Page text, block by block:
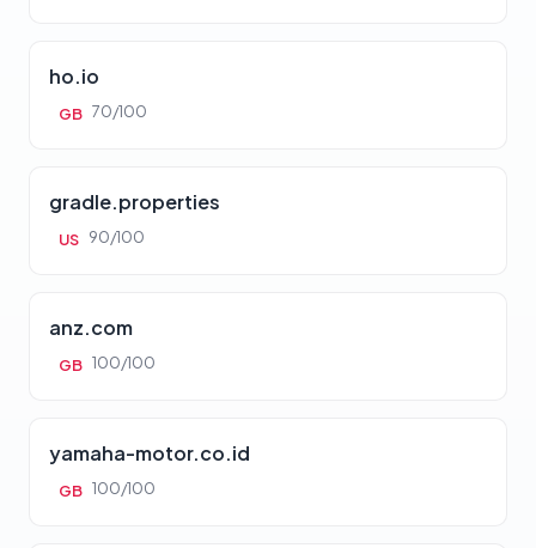
ho.io
GB 70/100
gradle.properties
US 90/100
anz.com
GB 100/100
yamaha-motor.co.id
GB 100/100